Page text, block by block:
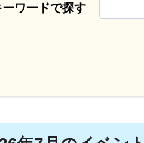
ーワードで探す